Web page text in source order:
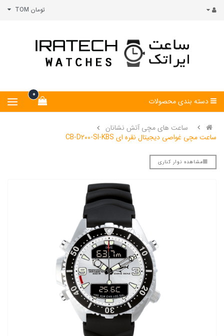
تومان TOM
0
دسته بندی محصولات
ساعت های مچی آتش نشانان
ساعت مچی غواصی دیجیتال نقره ای CB-D200-SI-KBS
مشاهده نوار کناری